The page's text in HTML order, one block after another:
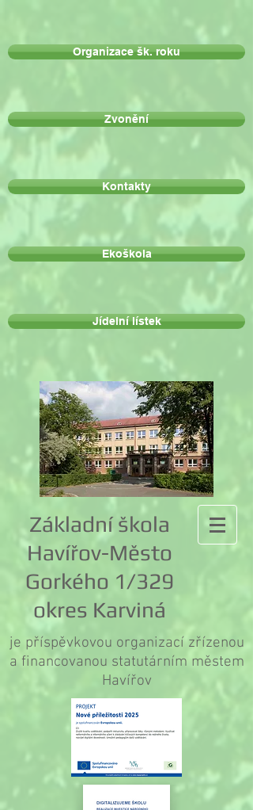
Organizace šk. roku
Zvonění
Kontakty
Ekoškola
Jídelní lístek
Základní škola
Havířov-Město
Gorkého 1/329
okres Karviná
je příspěvkovou organizací zřízenou
a financovanou statutárním městem
Havířov